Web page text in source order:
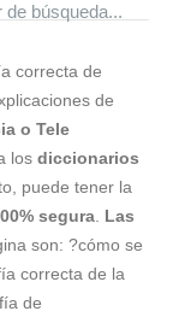
de búsqueda...
correcta de
de
o Tele
los diccionarios
puede tener la
segura Las
son: ?cómo se
correcta de la
de